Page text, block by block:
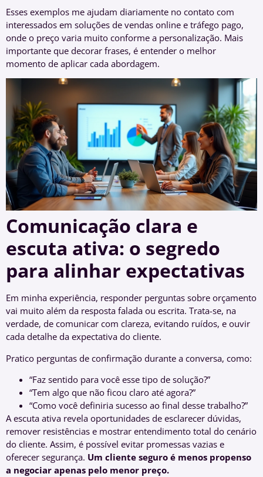
Esses exemplos me ajudam diariamente no contato com
interessados em soluções de vendas online e tráfego pago,
onde o preço varia muito conforme a personalização. Mais
importante que decorar frases, é entender o melhor
momento de aplicar cada abordagem.
Comunicação clara e
escuta ativa: o segredo
para alinhar expectativas
Em minha experiência, responder perguntas sobre orçamento
vai muito além da resposta falada ou escrita. Trata-se, na
verdade, de comunicar com clareza, evitando ruídos, e ouvir
cada detalhe da expectativa do cliente.
Pratico perguntas de confirmação durante a conversa, como:
“Faz sentido para você esse tipo de solução?”
“Tem algo que não ficou claro até agora?”
“Como você definiria sucesso ao final desse trabalho?”
A escuta ativa revela oportunidades de esclarecer dúvidas,
remover resistências e mostrar entendimento total do cenário
do cliente. Assim, é possível evitar promessas vazias e
oferecer segurança. Um cliente seguro é menos propenso
a negociar apenas pelo menor preço.